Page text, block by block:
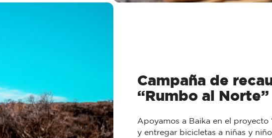
Campaña de
“Rumbo al Norte”​
Apoyamos a Baika en el
y entregar bicicletas a niñas y